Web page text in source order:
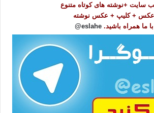
سایت +نوشته های کوتاه متنوع
عکس + کلیپ + عکس نوشته
با ما همراه باشید. eslahe@